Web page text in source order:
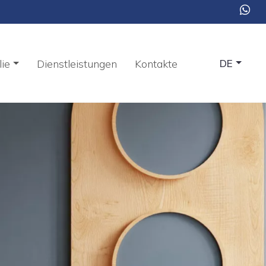
Dienstleistungen Kontakte DE